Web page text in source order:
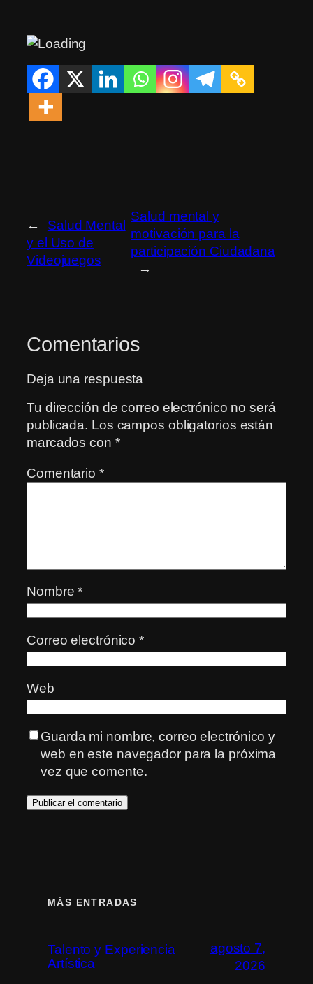
←
Salud Mental
y el Uso de
Videojuegos
Salud mental y
motivación para la
participación Ciudadana
→
Comentarios
Deja una respuesta
Tu dirección de correo electrónico no será
publicada. Los campos obligatorios están
marcados con *
Comentario *
Nombre*
Correo electrónico*
Web
Guarda mi nombre, correo electrónico y
web en este navegador para la próxima
vez que comente.
MÁS ENTRADAS
Talento y Experiencia
Artística
agosto 7,
2026